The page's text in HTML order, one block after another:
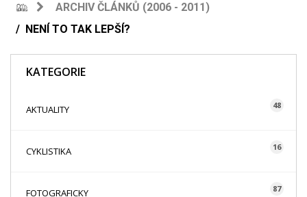
ARCHIV ČLÁNKŮ (2006 - 2011)
NENÍ TO TAK LEPŠÍ?
KATEGORIE
AKTUALITY 48
CYKLISTIKA 16
FOTOGRAFICKY 87